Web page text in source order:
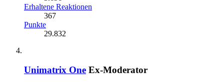
Erhaltene Reaktionen
367
Punkte
29.832
Unimatrix One Ex-Moderator